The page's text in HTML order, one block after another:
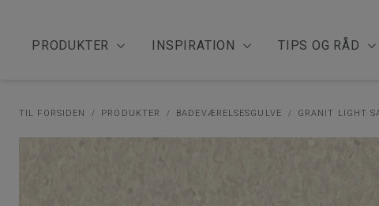
PRODUKTER INSPIRATION TIPS OG RÅD
TIL FORSIDEN PRODUKTER BADEVÆRELSESGULVE GRANIT LIGHT